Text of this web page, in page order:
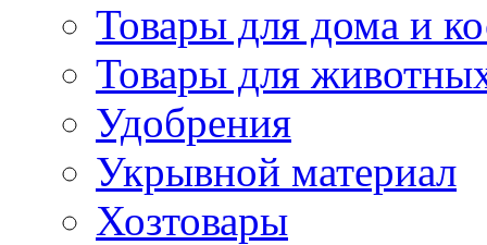
Товары для дома и
Товары для
Удобрения
Укрывной материал
Хозтовары